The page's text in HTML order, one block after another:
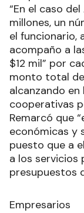
“En el caso
millones, un
el funcionario,
acompaño a
$12 mil” por
monto total
alcanzando
cooperativas
Remarcó que
económicas y
puesto que a
a los servicios
presupuestos
Empresarios